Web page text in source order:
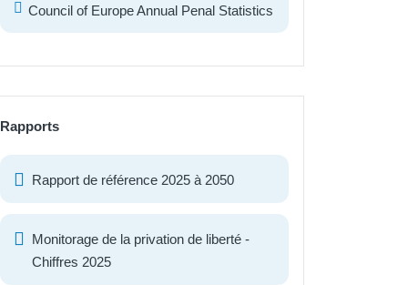
Council of Europe Annual Penal Statistics
Rapports
Rapport de référence 2025 à 2050
Monitorage de la privation de liberté -
Chiffres 2025